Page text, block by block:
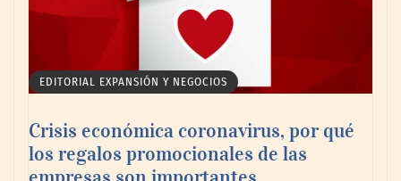
La llanta más cara puede ser la que menos
EDITORIAL EXPANSIÓN Y NEGOCIOS
Crisis económica coronavirus, por qué
los regalos promocionales de las